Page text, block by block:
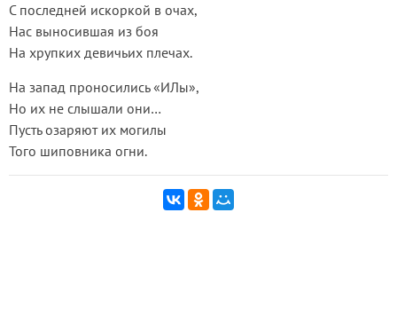
С последней искоркой в очах,
Нас выносившая из боя
На хрупких девичьих плечах.
На запад проносились «ИЛы»,
Но их не слышали они…
Пусть озаряют их могилы
Того шиповника огни.